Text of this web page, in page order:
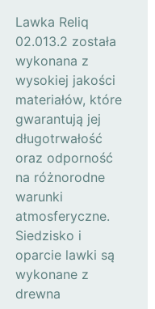
Lawka Reliq
02.013.2 została
wykonana z
wysokiej jakości
materiałów, które
gwarantują jej
długotrwałość
oraz odporność
na różnorodne
warunki
atmosferyczne.
Siedzisko i
oparcie lawki są
wykonane z
drewna